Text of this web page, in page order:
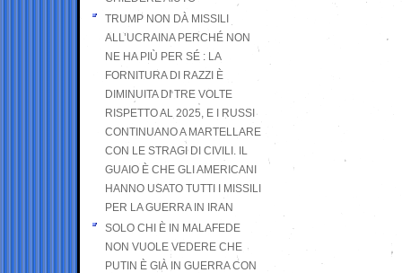
TRUMP NON DÀ MISSILI
ALL’UCRAINA PERCHÉ NON
NE HA PIÙ PER SÉ : LA
FORNITURA DI RAZZI È
DIMINUITA DI TRE VOLTE
RISPETTO AL 2025, E I RUSSI
CONTINUANO A MARTELLARE
CON LE STRAGI DI CIVILI. IL
GUAIO È CHE GLI AMERICANI
HANNO USATO TUTTI I MISSILI
PER LA GUERRA IN IRAN
SOLO CHI È IN MALAFEDE
NON VUOLE VEDERE CHE
PUTIN È GIÀ IN GUERRA CON